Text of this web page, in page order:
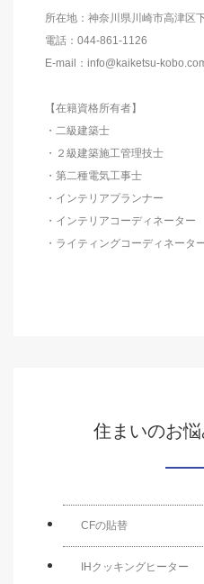
所在地：神奈川県川崎市高津区
電話：044-861-1126
E-mail：info@kaiketsu-
【在籍資格所有者】
・二級建築士
・２級建築施工管理技士
・第二種電気工事士
・インテリアプランナー
・インテリアコーディネーター
・ライティングコーディネータ
住まいのお
CFの貼替
IHクッキングヒーター